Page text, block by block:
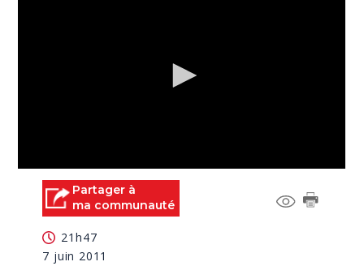
seconds Partager à
ma communauté
21h47
7 juin 2011